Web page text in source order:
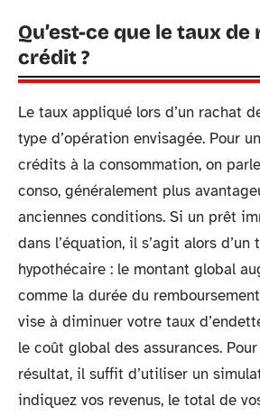
Qu’est-ce que le taux
crédit ?
Le taux appliqué lors d’un rachat
type d’opération envisagée. Pour
crédits à la consommation, on
conso, généralement plus
anciennes conditions. Si un prêt
dans l’équation, il s’agit alors d’un
hypothécaire : le montant global
comme la durée du
vise à diminuer votre taux
le coût global des assurances.
résultat, il suffit d’utiliser un
indiquez vos revenus, le total de